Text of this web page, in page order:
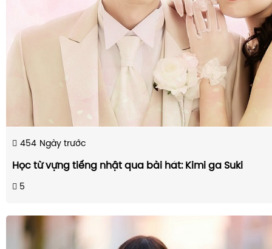
454 Ngày trước
Học từ vựng tiếng nhật qua bài hát: Kimi ga Suki
5